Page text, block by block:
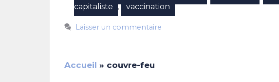
capitaliste
, vaccination
Laisser un commentaire
Accueil » couvre-feu